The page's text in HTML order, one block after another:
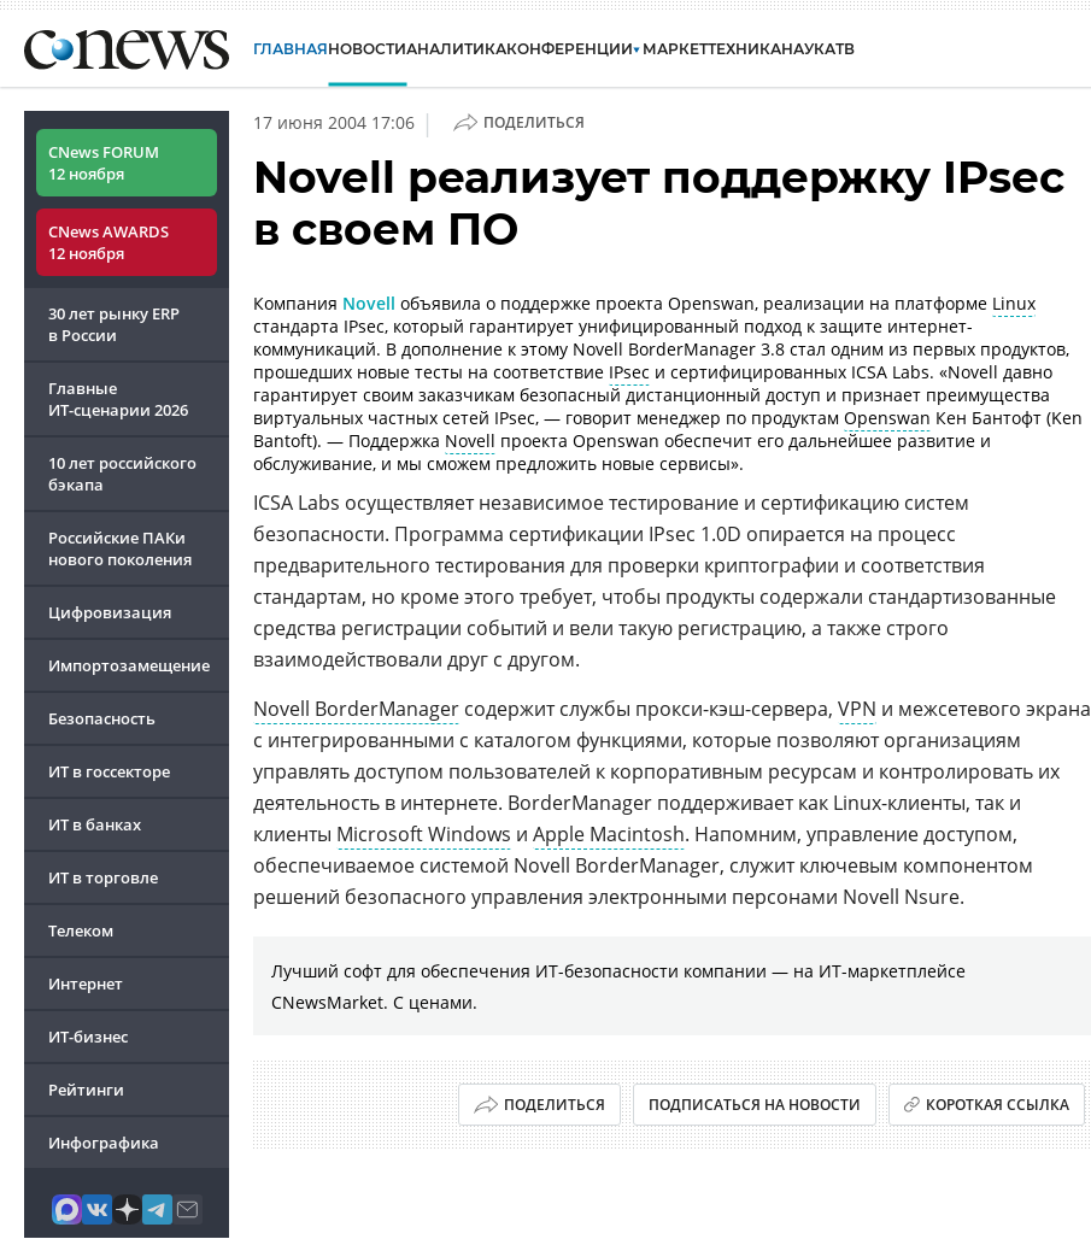
ГЛАВНАЯНОВОСТИАНАЛИТИКАКОНФЕРЕНЦИИ МАРКЕТТЕХНИКАНАУКАТВ
CNews FORUM
12 ноября
CNews AWARDS
12 ноября
30 лет рынку ERP
в России
Главные
ИТ-сценарии 2026
10 лет российского
бэкапа
Российские ПАКи
нового поколения
Цифровизация
Импортозамещение
Безопасность
ИТ в госсекторе
ИТ в банках
ИТ в торговле
Телеком
Интернет
ИТ-бизнес
Рейтинги
Инфографика
17 июня 2004 17:06 | ПОДЕЛИТЬСЯ
Novell реализует поддержку IPsec
в своем ПО
Компания Novell объявила о поддержке проекта Openswan, реализации на платформе Linux
стандарта IPsec, который гарантирует унифицированный подход к защите интернет-
коммуникаций. В дополнение к этому Novell BorderManager 3.8 стал одним из первых продуктов,
прошедших новые тесты на соответствие IPsec и сертифицированных ICSA Labs. «Novell давно
гарантирует своим заказчикам безопасный дистанционный доступ и признает преимущества
виртуальных частных сетей IPsec, — говорит менеджер по продуктам Openswan Кен Бантофт (Ken
Bantoft). — Поддержка Novell проекта Openswan обеспечит его дальнейшее развитие и
обслуживание, и мы сможем предложить новые сервисы».
ICSA Labs осуществляет независимое тестирование и сертификацию систем
безопасности. Программа сертификации IPsec 1.0D опирается на процесс
предварительного тестирования для проверки криптографии и соответствия
стандартам, но кроме этого требует, чтобы продукты содержали стандартизованные
средства регистрации событий и вели такую регистрацию, а также строго
взаимодействовали друг с другом.
Novell BorderManager содержит службы прокси-кэш-сервера, VPN и межсетевого экрана
с интегрированными с каталогом функциями, которые позволяют организациям
управлять доступом пользователей к корпоративным ресурсам и контролировать их
деятельность в интернете. BorderManager поддерживает как Linux-клиенты, так и
клиенты Microsoft Windows и Apple Macintosh. Напомним, управление доступом,
обеспечиваемое системой Novell BorderManager, служит ключевым компонентом
решений безопасного управления электронными персонами Novell Nsure.
Лучший софт для обеспечения ИТ-безопасности компании ― на ИТ-маркетплейсе
CNewsMarket. С ценами.
ПОДЕЛИТЬСЯ ПОДПИСАТЬСЯ НА НОВОСТИ КОРОТКАЯ ССЫЛКА